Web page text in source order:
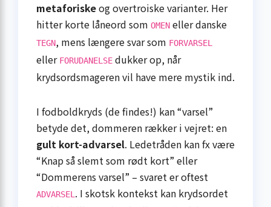
metaforiskeog overtroiske varianter. Her
hitter korte låneord som OMEN eller danske
TEGN, mens længere svar som FORVARSEL
eller FORUDANELSE dukker op, når
krydsordsmageren vil have mere mystik ind.
I fodboldkryds (de findes!) kan “varsel”
betyde det, dommeren rækker i vejret: en
gult kort-advarsel. Ledetråden kan fx være
“Knap så slemt som rødt kort” eller
“Dommerens varsel” – svaret er oftest
ADVARSEL. I skotsk kontekst kan krydsordet